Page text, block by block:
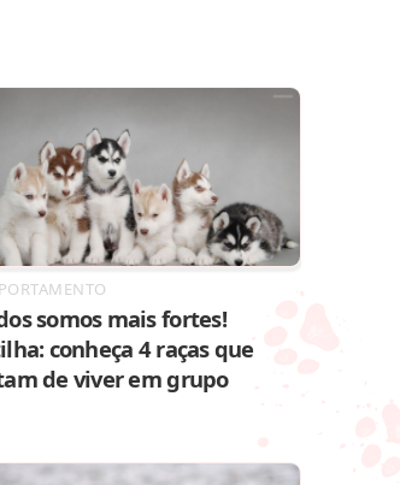
somos mais fortes!
conheça 4 raças que
de viver em grupo